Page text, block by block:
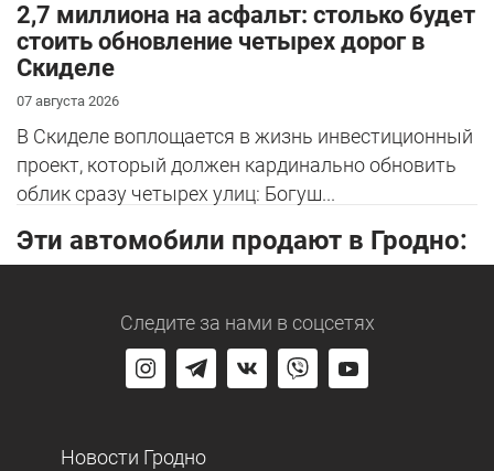
2,7 миллиона на асфальт: столько будет
стоить обновление четырех дорог в
Скиделе
07 августа 2026
В Скиделе воплощается в жизнь инвестиционный
проект, который должен кардинально обновить
облик сразу четырех улиц: Богуш...
Эти автомобили продают в Гродно:
Следите за нами в соцсетях
Новости Гродно